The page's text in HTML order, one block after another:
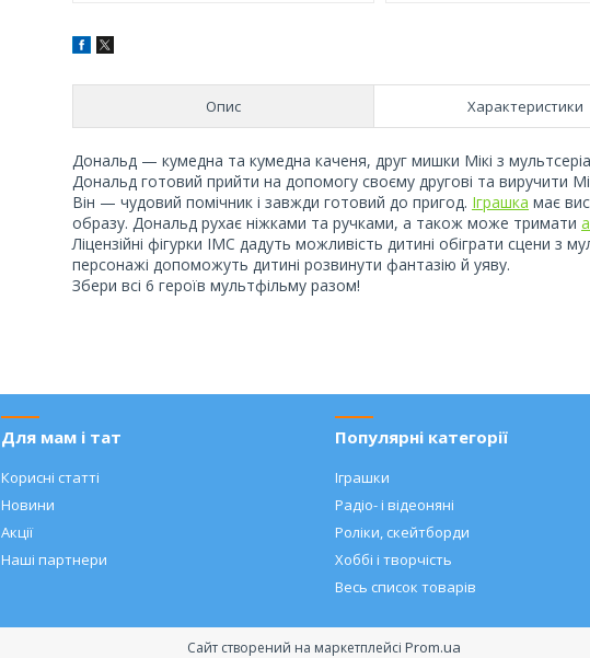
Опис Характеристики
Дональд — кумедна та кумедна каченя, друг мишки Мікі з
Дональд готовий прийти на допомогу своєму другові та виручити
Він — чудовий помічник і завжди готовий до пригод. Іграшка має
образу. Дональд рухає ніжками та ручками, а також може тримати
Ліцензійні фігурки IMC дадуть можливість дитині обіграти сцени з
персонажі допоможуть дитині розвинути фантазію й уяву.
Збери всі 6 героїв мультфільму разом!
Для мам і тат
Корисні статті
Новини
Акції
Наші партнери
Популярні категорії
Іграшки
Радіо- і відеоняні
Роліки, скейтборди
Хоббі і творчість
Весь список товарів
Сайт створений на маркетплейсі Prom.ua